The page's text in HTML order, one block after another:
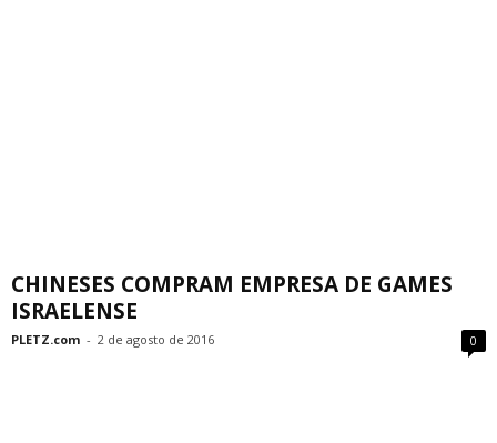
CHINESES COMPRAM EMPRESA DE GAMES
ISRAELENSE
PLETZ.com - 2 de agosto de 2016 0